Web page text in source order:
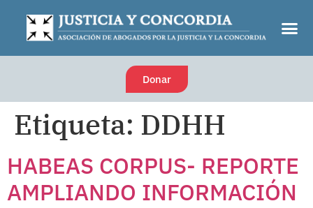
Donar
Etiqueta: DDHH
HABEAS CORPUS- REPORTE
AMPLIANDO INFORMACIÓN